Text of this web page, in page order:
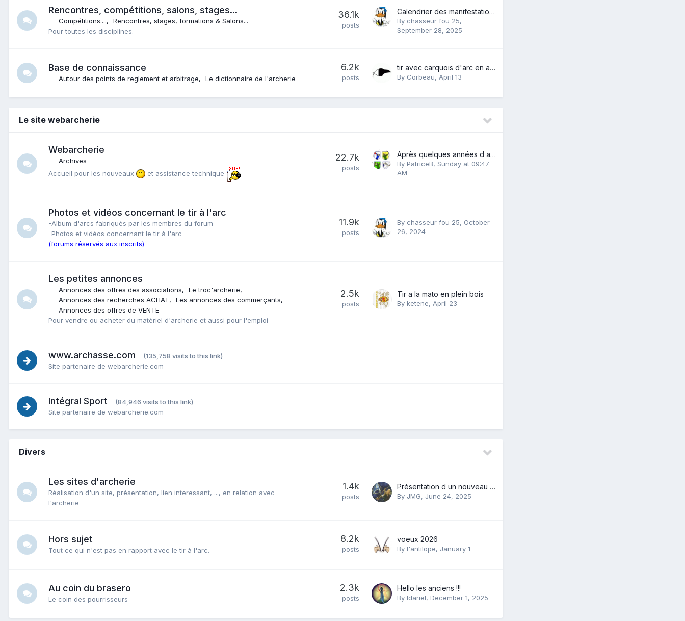
Rencontres, compétitions, salons, stages...
Compétitions....
Rencontres, stages, formations & Salons...
Pour toutes les disciplines.
36.1k
posts
Calendrier des manifestations d'Archerie
By chasseur fou 25,
September 28, 2025
Base de connaissance
Autour des points de reglement et arbitrage Le dictionnaire de l'archerie
6.2k
posts
tir avec carquois d'arc en arc chasse, est-il obligatoire de tirer les flèches du carquois ?
By Corbeau, April 13
Le site webarcherie
Webarcherie
Archives
Accueil pour les nouveaux
et assistance technique
22.7k
posts
Après quelques années d absence....
By PatriceB, Sunday at 09:47
AM
Photos et vidéos concernant le tir à l'arc
-Album d'arcs fabriqués par les membres du forum
-Photos et vidéos concernant le tir à l'arc
(forums réservés aux inscrits)
11.9k
posts
By chasseur fou 25, October
26, 2024
Les petites annonces
Annonces des offres des associations
Le troc'archerie
Annonces des recherches ACHAT
Les annonces des commerçants
Annonces des offres de VENTE
Pour vendre ou acheter du matériel d'archerie et aussi pour l'emploi
2.5k
posts
Tir a la mato en plein bois
By ketene, April 23
www.archasse.com
(135,758 visits to this link)
Site partenaire de webarcherie.com
Intégral Sport
(84,946 visits to this link)
Site partenaire de webarcherie.com
Divers
Les sites d'archerie
Réalisation d'un site, présentation, lien interessant, ..., en relation avec
l'archerie
1.4k
posts
Présentation d un nouveau mais âgé
By JMG, June 24, 2025
Hors sujet
Tout ce qui n'est pas en rapport avec le tir à l'arc.
8.2k
posts
voeux 2026
By l'antilope, January 1
Au coin du brasero
Le coin des pourrisseurs
2.3k
posts
Hello les anciens !!!
By Idariel, December 1, 2025